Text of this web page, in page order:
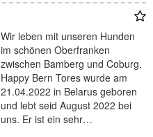
Wir leben mit unseren Hunden
im schönen Oberfranken
zwischen Bamberg und Coburg.
Happy Bern Tores wurde am
21.04.2022 in Belarus geboren
und lebt seid August 2022 bei
uns. Er ist ein sehr…